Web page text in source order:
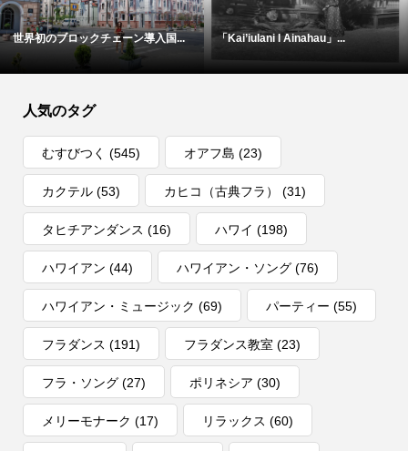
世界初のブロックチェーン導入国... 「Kai’iulani I Ainahau」...
人気のタグ
むすびつく (545) オアフ島 (23)
カクテル(53) カヒコ（古典フラ） (31)
タヒチアンダンス (16) ハワイ (198)
ハワイアン (44) ハワイアン・ソング(76)
ハワイアン・ミュージック (69) パーティー (55)
フラダンス (191) フラダンス教室 (23)
フラ・ソング(27) ポリネシア (30)
メリーモナーク (17) リラックス (60)